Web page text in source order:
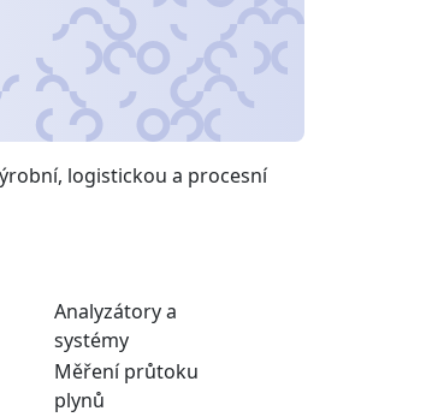
logistickou a procesní
Analyzátory a
systémy
Měření průtoku
plynů